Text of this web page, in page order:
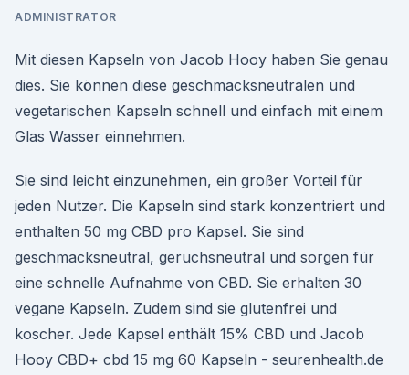
ADMINISTRATOR
Mit diesen Kapseln von Jacob Hooy haben Sie genau
dies. Sie können diese geschmacksneutralen und
vegetarischen Kapseln schnell und einfach mit einem
Glas Wasser einnehmen.
Sie sind leicht einzunehmen, ein großer Vorteil für
jeden Nutzer. Die Kapseln sind stark konzentriert und
enthalten 50 mg CBD pro Kapsel. Sie sind
geschmacksneutral, geruchsneutral und sorgen für
eine schnelle Aufnahme von CBD. Sie erhalten 30
vegane Kapseln. Zudem sind sie glutenfrei und
koscher. Jede Kapsel enthält 15% CBD und Jacob
Hooy CBD+ cbd 15 mg 60 Kapseln - seurenhealth.de